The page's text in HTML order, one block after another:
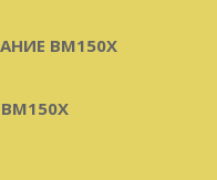
BM150X